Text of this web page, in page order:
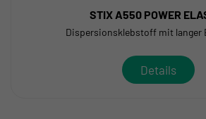
STIX A550 POWER
Dispersionsklebstoff mit langer
Details